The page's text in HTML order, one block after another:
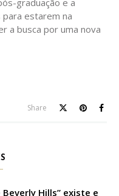
graduação e a
estarem na
a busca por uma nova
Share
Hills” existe e